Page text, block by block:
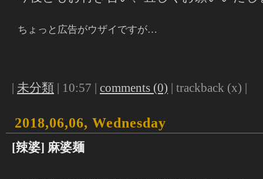
ちょっと広告がウザイですが…
未分類 | 10:57 | comments (0) | trackback (x) |
2018,06,06, Wednesday
[辣婆] 麻婆麺